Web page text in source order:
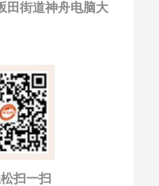
田街道神舟电脑大
扫一扫